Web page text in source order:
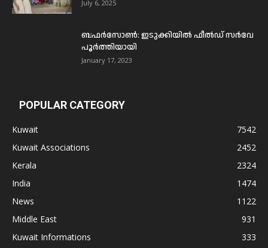
July 6, 2025
ബഫര്‍സോണ്‍: ഇടുക്കിയില്‍ ഫീല്‍ഡ് സര്‍വേ
പൂര്‍ത്തിയായി
January 17, 2023
POPULAR CATEGORY
Kuwait
7542
Kuwait Associations
2452
Kerala
2324
India
1474
News
1122
Middle East
931
Kuwait Informations
333